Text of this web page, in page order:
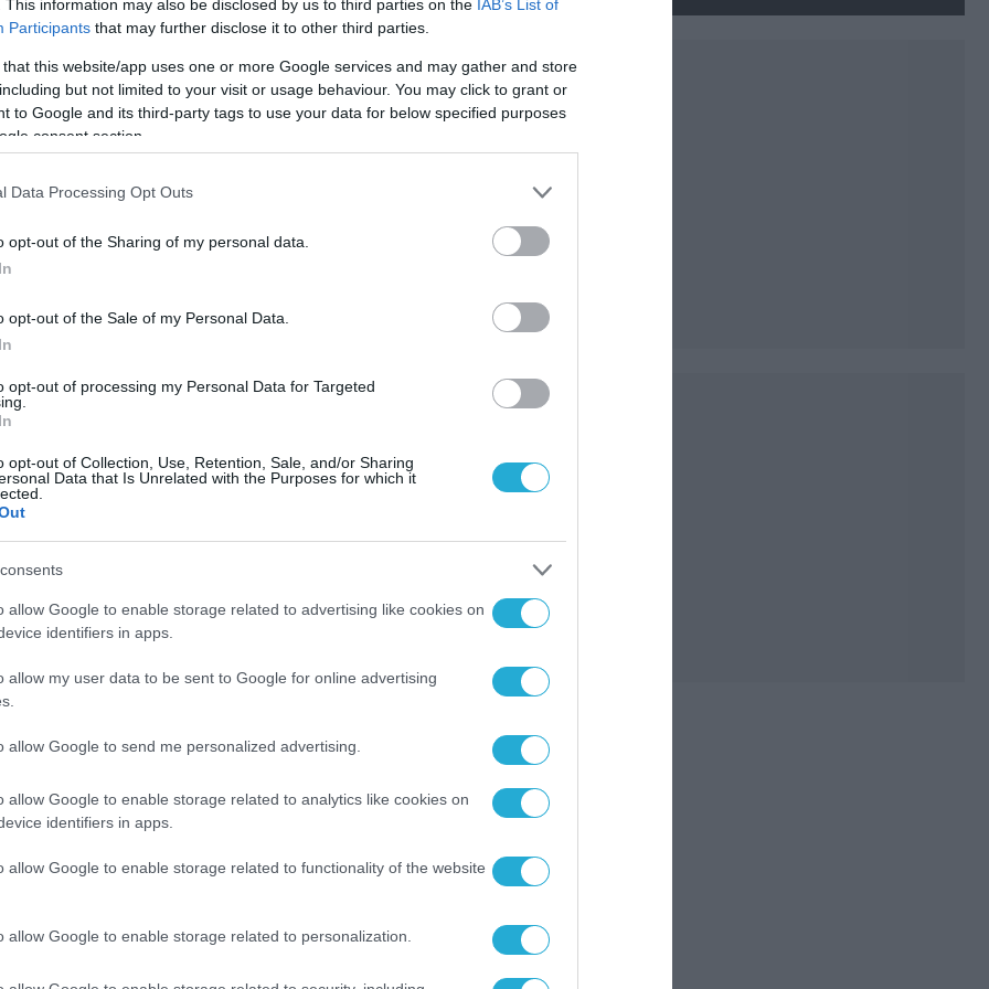
This information may also be disclosed by us to third parties on the IAB’s List of
Participants that may further disclose it to other third parties.
that this website/app uses one or more Google services and may gather and store
but not limited to your visit or usage behaviour. You may click to grant or
to Google and its third-party tags to use your data for below specified purposes
consent section.
Data Processing Opt Outs
opt-out of the Sharing of my personal data.
opt-out of the Sale of my Personal Data.
opt-out of processing my Personal Data for Targeted
opt-out of Collection, Use, Retention, Sale, and/or Sharing
Data that Is Unrelated with the Purposes for which it
allow Google to enable storage related to advertising like cookies on
identifiers in apps.
allow my user data to be sent to Google for online advertising
allow Google to send me personalized advertising.
allow Google to enable storage related to analytics like cookies on
identifiers in apps.
allow Google to enable storage related to functionality of the website
allow Google to enable storage related to personalization.
συμφωνίας που υπογράψαμε με τη φίλη
στην Τουρκία και θα εξαχθούν στην
ο Τούρκος πρόεδρος σε βιντεοσκοπημένο
στους λογαριασμούς του στα μέσα
KAAN ile ilgili çok önemli ve güzel bir
milletimle paylaşmak istiyorum…
Endonezya ile imzaladığımız anlaşma
KAAN, Türkiye’de üretilerek Endonezya’ya
pic.twitter.com/D9wZ33wzgz
διεθνής πελάτης για τα KAAN
ολοκληρώθηκε στην έκθεση Indo Defence
Industries (TAI).
KAAN, σχεδιασμένο, αναπτυγμένο και
ολοκλήρου με εγχώριες δυνατότητες, θα
ως ο ακρογωνιαίος λίθος της ενισχυμένης
μεταξύ των δύο εθνών.
της Ινδονησίας θα
επίσης στην παραγωγή του KAAN»
(βίντεο)